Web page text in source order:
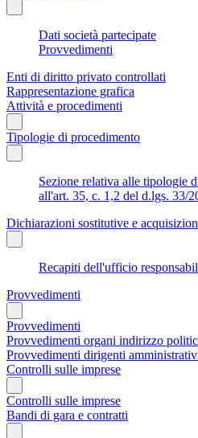
Dati società partecipate
Provvedimenti
Enti di diritto privato controllati
Rappresentazione grafica
Attività e procedimenti
Tipologie di procedimento
Sezione relativa alle tipologie
all'art. 35, c. 1,2 del d.lgs. 33/
Dichiarazioni sostitutive e
Recapiti dell'ufficio
Provvedimenti
Provvedimenti
Provvedimenti organi indirizzo
Provvedimenti dirigenti
Controlli sulle imprese
Controlli sulle imprese
Bandi di gara e contratti